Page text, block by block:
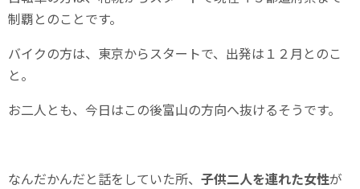
制覇とのことです。
バイクの方は、東京からスタートで、出発は１２月とのこ
と。
お二人とも、今日はこの後富山の方向へ抜けるそうです。
なんだかんだと話をしていた所、 子供二人を連れた女性が